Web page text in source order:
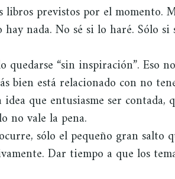
libros previstos por el momento.
nada. No sé si lo haré. Sólo
quedarse “sin inspiración”. Eso
bien está relacionado con no
que entusiasme ser contada,
no vale la pena.
sólo el pequeño gran salto
Dar tiempo a que los